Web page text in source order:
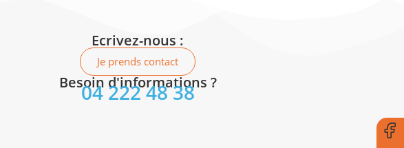
Ecrivez-nous :
Je prends contact
Besoin d'informations ?
04 222 48 38